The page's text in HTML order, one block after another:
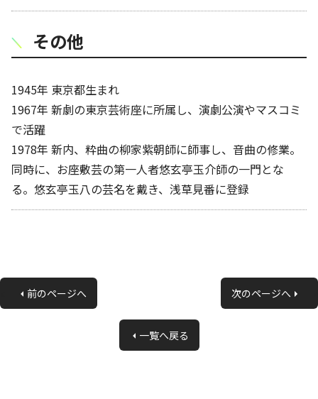
その他
1945年 東京都生まれ
1967年 新劇の東京芸術座に所属し、演劇公演やマスコミ
で活躍
1978年 新内、粋曲の柳家紫朝師に師事し、音曲の修業。
同時に、お座敷芸の第一人者悠玄亭玉介師の一門とな
る。悠玄亭玉八の芸名を戴き、浅草見番に登録
前のページへ 次のページへ
一覧へ戻る